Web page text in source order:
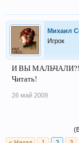
Михаил
Игрок
И ВЫ
Читать!
26 май 2009